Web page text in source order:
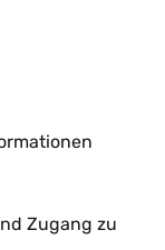
Zugang zu